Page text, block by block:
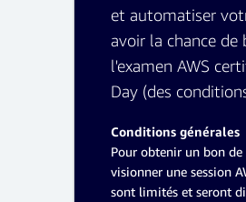
et automatiser
avoir la chance
l'examen AWS
Day (des
Conditions générales
Pour obtenir un bon
visionner une session
sont limités et seront